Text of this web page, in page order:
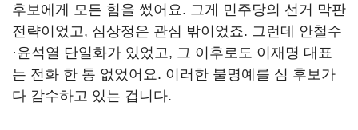
후보에게 모든 힘을 썼어요. 그게 민주당의 선거 막판
전략이었고, 심상정은 관심 밖이었죠. 그런데 안철수
·윤석열 단일화가 있었고, 그 이후로도 이재명 대표
는 전화 한 통 없었어요. 이러한 불명예를 심 후보가
다 감수하고 있는 겁니다.